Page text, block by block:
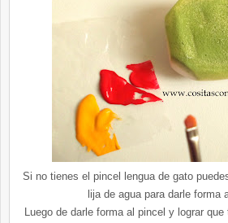
Si no tienes el pincel lengua de gato
lija de agua para darle forma
Luego de darle forma al pincel y lograr